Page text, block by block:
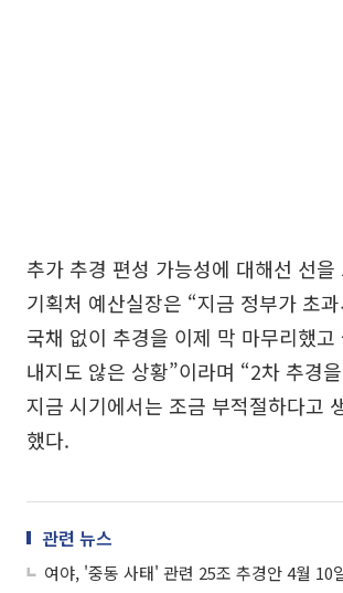
추가 추경 편성 가능성에 대해선 선을
기획처 예산실장은 “지금 정부가 초
국채 없이 추경을 이제 막 마무리했고
내지도 않은 상황”이라며 “2차 추경
지금 시기에서는 조금 부적절하다고
했다.
관련 뉴스
여야, '중동 사태' 관련 25조 추경안 4월 10